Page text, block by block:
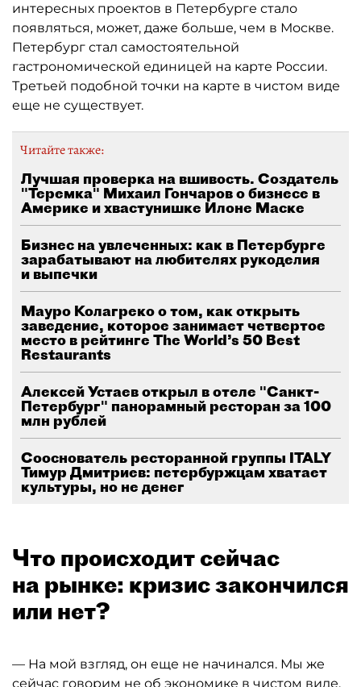
интересных проектов в Петербурге стало
появляться, может, даже больше, чем в Москве.
Петербург стал самостоятельной
гастрономической единицей на карте России.
Третьей подобной точки на карте в чистом виде
еще не существует.
Читайте также:
Лучшая проверка на вшивость. Создатель
"Теремка" Михаил Гончаров о бизнесе в
Америке и хвастунишке Илоне Маске
Бизнес на увлеченных: как в Петербурге
зарабатывают на любителях рукоделия
и выпечки
Мауро Колагреко о том, как открыть
заведение, которое занимает четвертое
место в рейтинге The World’s 50 Best
Restaurants
Алексей Устаев открыл в отеле "Санкт-
Петербург" панорамный ресторан за 100
млн рублей
Сооснователь ресторанной группы ITALY
Тимур Дмитриев: петербуржцам хватает
культуры, но не денег
Что происходит сейчас
на рынке: кризис закончился
или нет?
— На мой взгляд, он еще не начинался. Мы же
сейчас говорим не об экономике в чистом виде,